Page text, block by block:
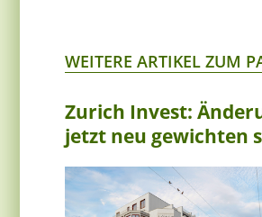
WEITERE ARTIKEL ZUM
Zurich Invest:
jetzt neu gewichten